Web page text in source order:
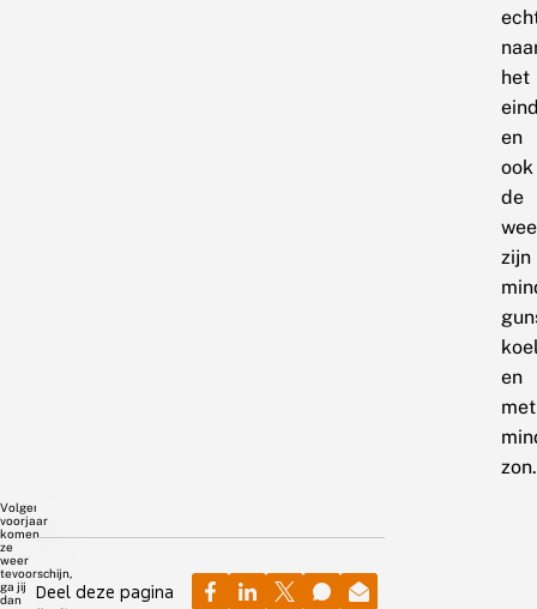
het
en
ook
de
zijn
en
met
zon.
Volgend
voorjaar
komen
ze
weer
tevoorschijn,
ga jij
dan
Deel deze pagina